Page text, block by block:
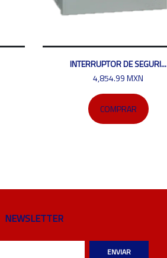
INTERRUPTOR DE SEGURI...
4,854.99 MXN
COMPRAR
NEWSLETTER
ENVIAR